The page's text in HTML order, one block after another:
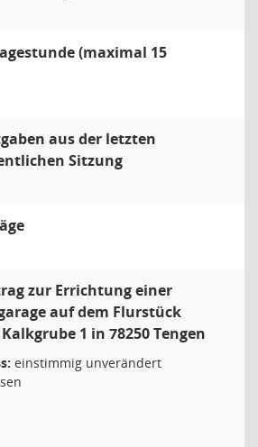
(maximal 15
aus der letzten
Sitzung
zur Errichtung einer
auf dem Flurstück
1 in 78250 Tengen
einstimmig unverändert